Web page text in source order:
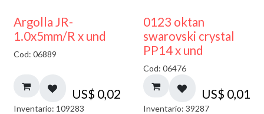
Argolla JR-
1.0x5mm/R x und
Cod: 06889
US$ 0,02
Inventario: 109283
0123 oktan
swarovski crystal
PP14 x und
Cod: 06476
US$ 0,01
Inventario: 39287